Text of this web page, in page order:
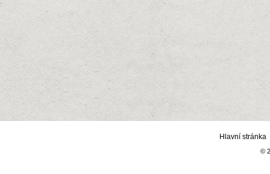
Hlavní stránka
©